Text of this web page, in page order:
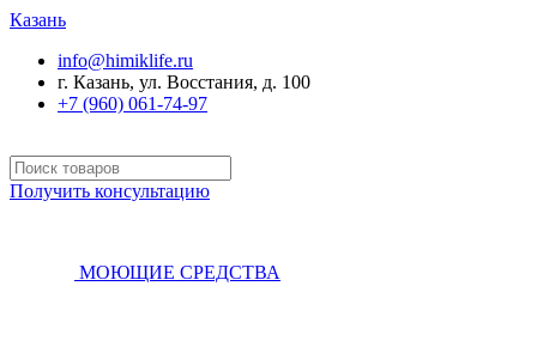
Казань
info@himiklife.ru
г. Казань, ул. Восстания, д. 100
+7 (960) 061-74-97
Получить консультацию
МОЮЩИЕ СРЕДСТВА